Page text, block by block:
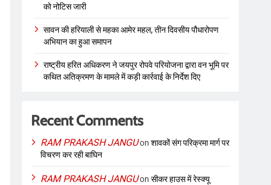
को नोटिस जारी
सावन की हरियाली से महका आमेर महल, तीन दिवसीय पौधारोपण
अभियान का हुआ समापन
राष्ट्रीय हरित अधिकरण ने जयपुर रोपवे परियोजना द्वारा वन भूमि पर
कथित अतिक्रमण के मामले में कड़ी कार्रवाई के निर्देश दिए
Recent Comments
RAM PRAKASH JANGUonशावकों संग परिक्रमा मार्ग पर
विचरण कर रही बाघिन
RAM PRAKASH JANGUonसीकर हाउस में रेस्क्यू